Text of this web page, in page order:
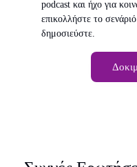
podcast και ήχο για
επικολλήστε το
δημοσιεύστε.